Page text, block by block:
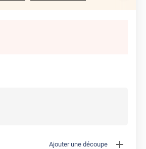
Ajouter une découpe